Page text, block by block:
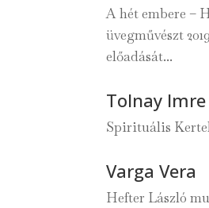
A hét embere –
üvegművészt
előadását...
Tolnay Imre
Spirituális
Varga Vera
Hefter László